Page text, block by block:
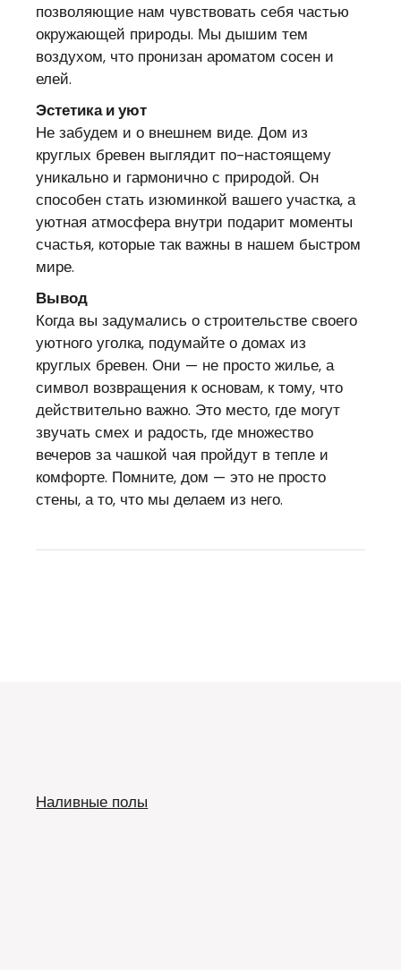
позволяющие нам чувствовать себя частью
окружающей природы. Мы дышим тем
воздухом, что пронизан ароматом сосен и
елей.
Эстетика и уют
Не забудем и о внешнем виде. Дом из
круглых бревен выглядит по-настоящему
уникально и гармонично с природой. Он
способен стать изюминкой вашего участка, а
уютная атмосфера внутри подарит моменты
счастья, которые так важны в нашем быстром
мире.
Вывод
Когда вы задумались о строительстве своего
уютного уголка, подумайте о домах из
круглых бревен. Они — не просто жилье, а
символ возвращения к основам, к тому, что
действительно важно. Это место, где могут
звучать смех и радость, где множество
вечеров за чашкой чая пройдут в тепле и
комфорте. Помните, дом — это не просто
стены, а то, что мы делаем из него.
Наливные полы